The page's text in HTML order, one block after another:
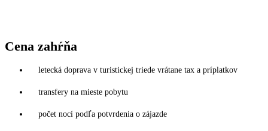
Cena zahŕňa
letecká doprava v turistickej triede vrátane tax a príplatkov
transfery na mieste pobytu
počet nocí podľa potvrdenia o zájazde